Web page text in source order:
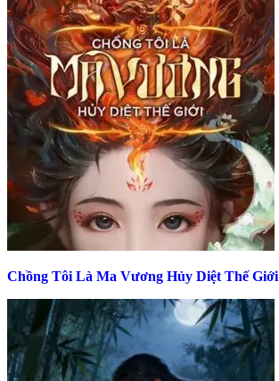
Chồng Tôi Là Ma Vương Hủy Diệt Thế Giới